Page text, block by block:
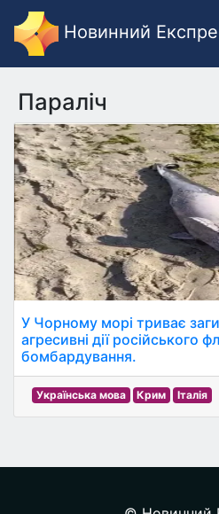
Новинний
Параліч
У Чорному морі триває
агресивні дії російського
бомбардування.
Українська мова Крим Італія